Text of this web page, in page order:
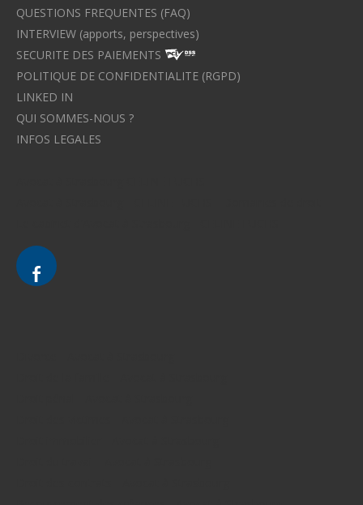
QUESTIONS FREQUENTES (FAQ)
INTERVIEW (apports, perspectives)
SECURITE DES PAIEMENTS
POLITIQUE DE CONFIDENTIALITE (RGPD)
LINKED IN
QUI SOMMES-NOUS ?
INFOS LEGALES